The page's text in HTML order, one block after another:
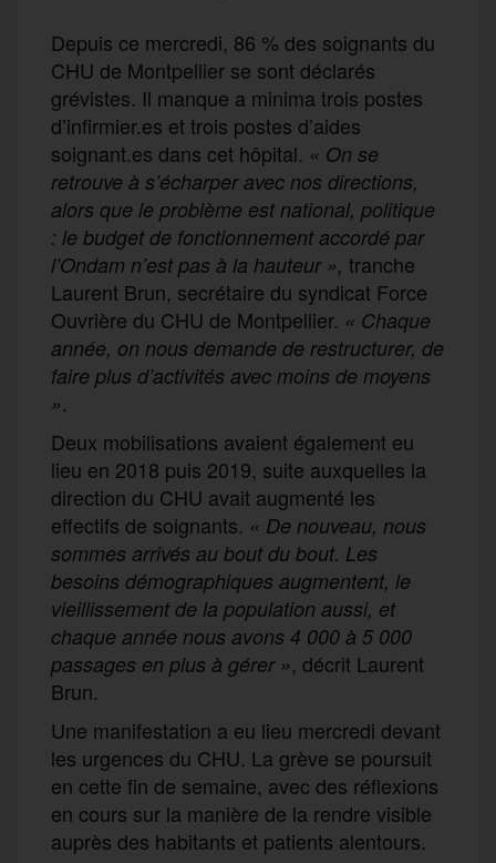
Depuis ce mercredi, 86 % des soignants du
CHU de Montpellier se sont déclarés
grévistes. Il manque a minima trois postes
d’infirmier.es et trois postes d’aides
soignant.es dans cet hôpital. « On se
retrouve à s’écharper avec nos directions,
alors que le problème est national, politique
: le budget de fonctionnement accordé par
l’Ondam n’est pas à la hauteur », tranche
Laurent Brun, secrétaire du syndicat Force
Ouvrière du CHU de Montpellier. « Chaque
année, on nous demande de restructurer, de
faire plus d’activités avec moins de moyens
».
Deux mobilisations avaient également eu
lieu en 2018 puis 2019, suite auxquelles la
direction du CHU avait augmenté les
effectifs de soignants. « De nouveau, nous
sommes arrivés au bout du bout. Les
besoins démographiques augmentent, le
vieillissement de la population aussi, et
chaque année nous avons 4 000 à 5 000
passages en plus à gérer », décrit Laurent
Brun.
Une manifestation a eu lieu mercredi devant
les urgences du CHU. La grève se poursuit
en cette fin de semaine, avec des réflexions
en cours sur la manière de la rendre visible
auprès des habitants et patients alentours.